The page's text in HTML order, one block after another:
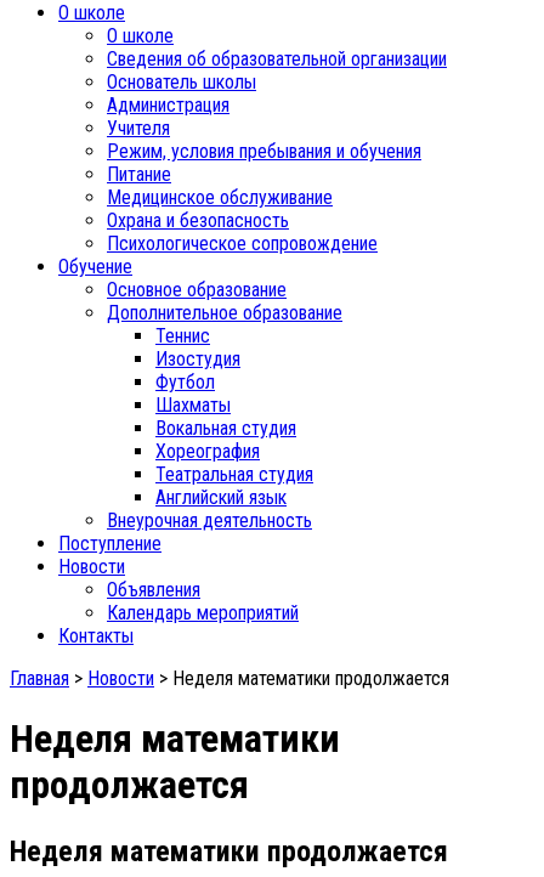
О школе
О школе
Сведения об образовательной организации
Основатель школы
Администрация
Учителя
Режим, условия пребывания и обучения
Питание
Медицинское обслуживание
Охрана и безопасность
Психологическое сопровождение
Обучение
Основное образование
Дополнительное образование
Теннис
Изостудия
Футбол
Шахматы
Вокальная студия
Хореография
Театральная студия
Английский язык
Внеурочная деятельность
Поступление
Новости
Объявления
Календарь мероприятий
Контакты
Главная > Новости > Неделя математики продолжается
Неделя математики
продолжается
Неделя математики продолжается